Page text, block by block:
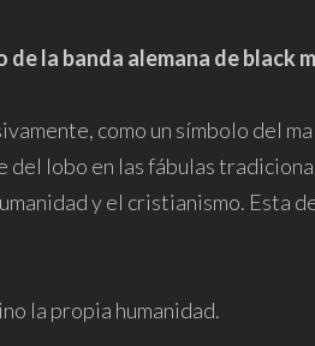
de la banda alemana de black
como un símbolo del
lobo en las fábulas
y el cristianismo. Esta
la propia humanidad.